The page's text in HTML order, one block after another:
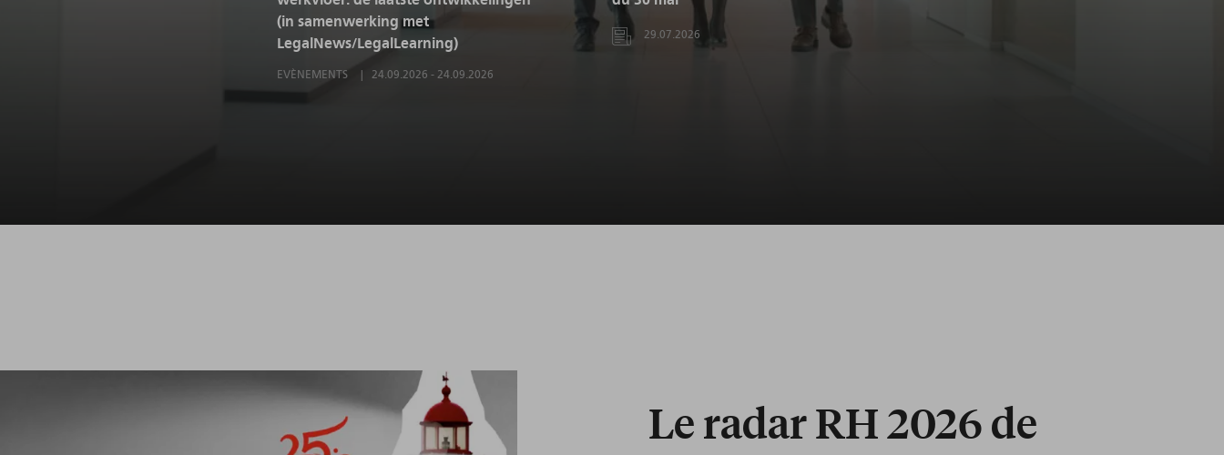
(in samenwerking met
LegalNews/LegalLearning)
EVÈNEMENTS 24.09.2026 - 24.09.2026
29.07.2026
Le radar RH 2026 de